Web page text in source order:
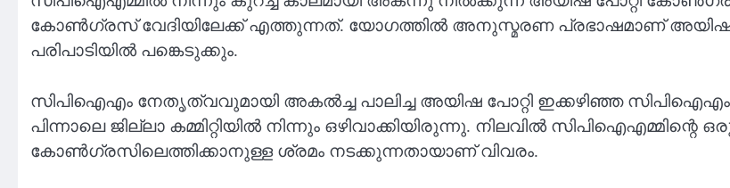
കോണ്‍ഗ്രസ് വേദിയിലേക്ക് എത്തുന്നത്. യോഗത്തില്‍ അനുസ്മരണ പ്രഭാഷമാണ് അയിഷ
പരിപാടിയില്‍ പങ്കെടുക്കും.
സിപിഐഎം നേതൃത്വവുമായി അകല്‍ച്ച പാലിച്ച അയിഷ പോറ്റി ഇക്കഴിഞ്ഞ സിപിഐഎം
പിന്നാലെ ജില്ലാ കമ്മിറ്റിയില്‍ നിന്നും ഒഴിവാക്കിയിരുന്നു. നിലവിൽ
കോണ്‍ഗ്രസിലെത്തിക്കാനുള്ള ശ്രമം നടക്കുന്നതായാണ് വിവരം.